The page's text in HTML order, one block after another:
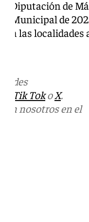
la Diputación de
Municipal de
en las localidades
redes
Tik TokoX.
nosotros en el